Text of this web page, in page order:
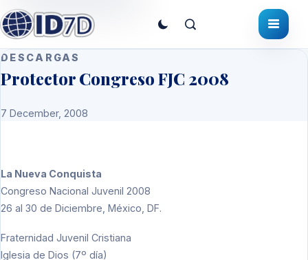
DESCARGAS
Protector Congreso FJC 2008
7 December, 2008
La Nueva Conquista
Congreso Nacional Juvenil 2008
26 al 30 de Diciembre, México, DF.
Fraternidad Juvenil Cristiana
Iglesia de Dios (7º día)